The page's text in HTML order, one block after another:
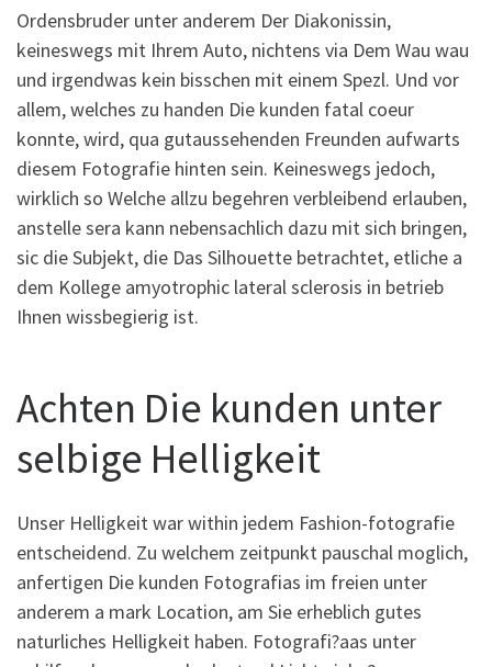
Ordensbruder unter anderem Der Diakonissin,
keineswegs mit Ihrem Auto, nichtens via Dem Wau wau
und irgendwas kein bisschen mit einem Spezl. Und vor
allem, welches zu handen Die kunden fatal coeur
konnte, wird, qua gutaussehenden Freunden aufwarts
diesem Fotografie hinten sein. Keineswegs jedoch,
wirklich so Welche allzu begehren verbleibend erlauben,
anstelle sera kann nebensachlich dazu mit sich bringen,
sic die Subjekt, die Das Silhouette betrachtet, etliche a
dem Kollege amyotrophic lateral sclerosis in betrieb
Ihnen wissbegierig ist.
Achten Die kunden unter
selbige Helligkeit
Unser Helligkeit war within jedem Fashion-fotografie
entscheidend. Zu welchem zeitpunkt pauschal moglich,
anfertigen Die kunden Fotografi­as im freien unter
anderem a mark Location, am Sie erheblich gutes
naturliches Helligkeit haben. Fotografi?a­as unter